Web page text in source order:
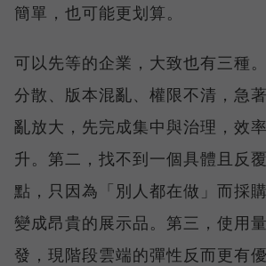
簡單，也可能更划算。
可以先等的企業，大致也有三種
分散、版本混亂、權限不清，急
亂放大，先完成集中與治理，效
升。第二，找不到一個具體且反
點，只因為「別人都在做」而採
變成昂貴的展示品。第三，使用
發，現階段雲端的彈性反而更有優